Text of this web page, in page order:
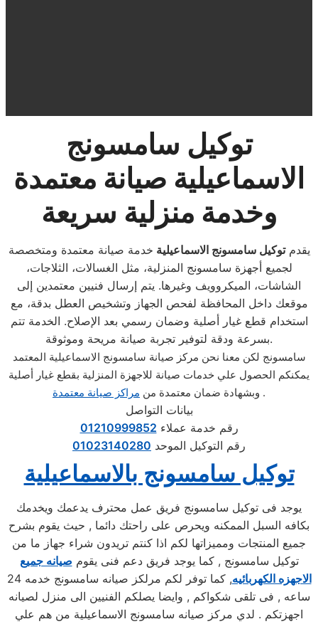
توكيل سامسونج
الاسماعيلية صيانة معتمدة
وخدمة منزلية سريعة
يقدمتوكيل سامسونج الاسماعيلية خدمة صيانة معتمدة ومتخصصة
لجميع أجهزة سامسونج المنزلية، مثل الغسالات، الثلاجات،
الشاشات، الميكروويف وغيرها. يتم إرسال فنيين معتمدين إلى
موقعك داخل المحافظة لفحص الجهاز وتشخيص العطل بدقة، مع
استخدام قطع غيار أصلية وضمان رسمي بعد الإصلاح. الخدمة تتم
بسرعة ودقة لتوفير تجربة صيانة مريحة وموثوقة.
سامسونج لكن معنا نحن مركز صيانة سامسونج الاسماعيلية المعتمد
يمكنكم الحصول علي خدمات صيانة للاجهزة المنزلية بقطع غيار أصلية
وبشهادة ضمان معتمدة من مراكز صيانة معتمدة .
بيانات التواصل
رقم خدمة عملاء 01210999852
رقم التوكيل الموحد 01023140280
توكيل سامسونج بالاسماعيلية
يوجد فى توكيل سامسونج فريق عمل محترف يدعمك ويخدمك
بكافه السبل الممكنه ويحرص على راحتك دائما , حيث يقوم بشرح
جميع المنتجات ومميزاتها لكم اذا كنتم تريدون شراء جهاز ما من
توكيل سامسونج , كما يوجد فريق دعم فنى يقوم صيانه جميع
الاجهزه الكهربائيه
, كما توفر لكم مرلكز صيانه سامسونج خدمه 24
ساعه , فى تلقى شكواكم , وايضا يصلكم الفنيين الى منزل لصيانه
اجهزتكم . لدي مركز صيانه سامسونج الاسماعيلية من هم علي